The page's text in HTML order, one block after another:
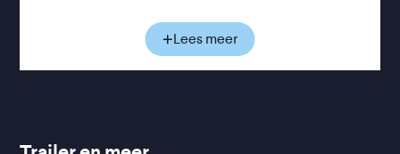
worstelt met zijn eigen homoseksualiteit. Wanneer
hij Andrew ontmoet - het volgende doelwit in een
politiedossier - lijkt het eerst niet meer dan een
Lees meer